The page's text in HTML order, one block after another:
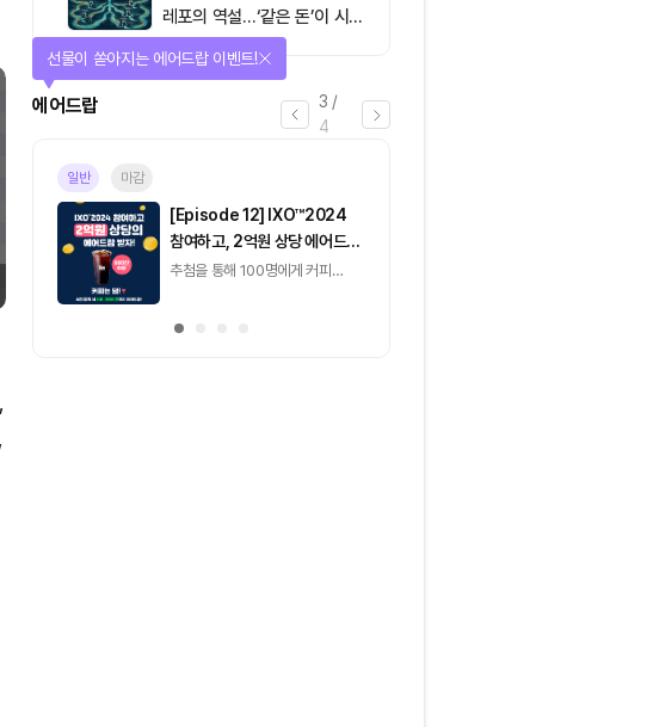
레포의 역설…‘같은 돈’이 시장
3 /
4
에어드랍
선물이 쏟아지는 에어드랍 이벤트!
일반 마감
[Episode 12] IXO™2024
참여하고, 2억원 상당 에어드랍
받자!
추첨을 통해 100명에게 커피